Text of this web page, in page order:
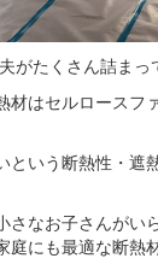
がたくさん詰まっ
材はセルロースフ
という断熱性・遮
さなお子さんがい
庭にも最適な断熱